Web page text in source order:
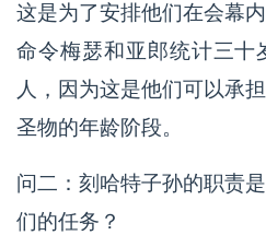
这是为了安排他们在会幕
命令梅瑟和亚郎统计三十
人，因为这是他们可以承
圣物的年龄阶段。
问二：刻哈特子孙的职责
们的任务？